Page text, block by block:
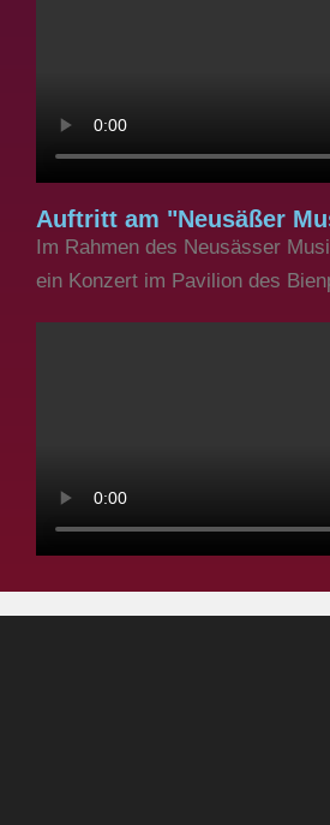
Auftritt am "Neusäßer
Im Rahmen des Neusässer
ein Konzert im Pavilion des